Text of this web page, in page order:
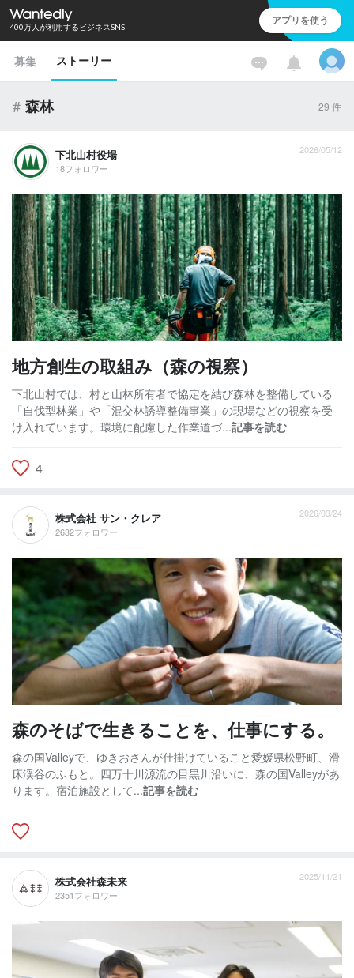
400万人が利用するビジネスSNS アプリを使う
募集 ストーリー
# 森林 29 件
下北山村役場
18フォロワー
2026/05/12
地方創生の取組み（森の視察）
下北山村では、村と山林所有者で協定を結び森林を整備している
「自伐型林業」や「混交林誘導整備事業」の現場などの視察を受
け入れています。環境に配慮した作業道づ...記事を読む
4
株式会社 サン・クレア
2632フォロワー
2026/03/24
森のそばで生きることを、仕事にする。
森の国Valleyで、ゆきおさんが仕掛けていること愛媛県松野町、滑
床渓谷のふもと。四万十川源流の目黒川沿いに、森の国Valleyがあ
ります。宿泊施設として...記事を読む
株式会社森未来
2351フォロワー
2025/11/21